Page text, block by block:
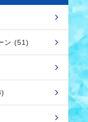
ン (51)